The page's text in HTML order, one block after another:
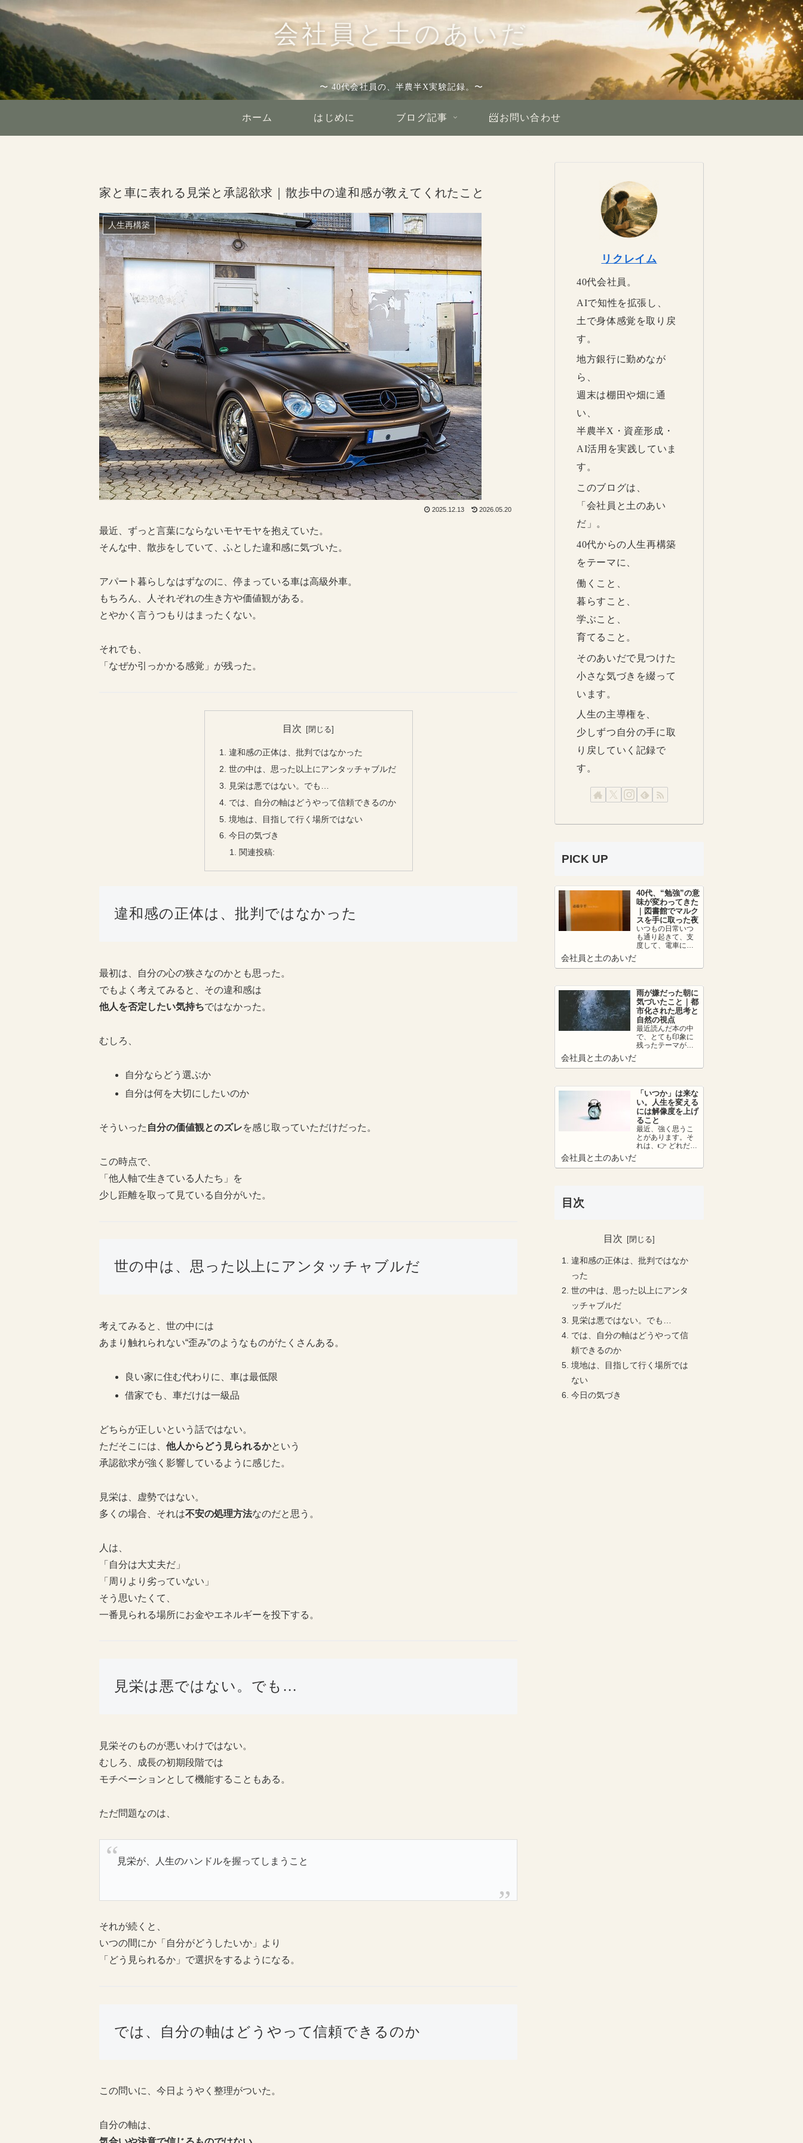
会社員と土のあいだ
〜 40代会社員の、半農半X実験記録。〜
ホーム はじめに ブログ記事 📨お問い合わせ
家と車に表れる見栄と承認欲求｜散歩中の違和感が教えてくれたこと
人生再構築
2025.12.13 2026.05.20
最近、ずっと言葉にならないモヤモヤを抱えていた。
そんな中、散歩をしていて、ふとした違和感に気づいた。
アパート暮らしなはずなのに、停まっている車は高級外車。
もちろん、人それぞれの生き方や価値観がある。
とやかく言うつもりはまったくない。
それでも、
「なぜか引っかかる感覚」が残った。
目次
違和感の正体は、批判ではなかった
世の中は、思った以上にアンタッチャブルだ
見栄は悪ではない。でも…
では、自分の軸はどうやって信頼できるのか
境地は、目指して行く場所ではない
今日の気づき
関連投稿:
違和感の正体は、批判ではなかった
最初は、自分の心の狭さなのかとも思った。
でもよく考えてみると、その違和感は
他人を否定したい気持ちではなかった。
むしろ、
自分ならどう選ぶか
自分は何を大切にしたいのか
そういった 自分の価値観とのズレを感じ取っていただけだった。
この時点で、
「他人軸で生きている人たち」を
少し距離を取って見ている自分がいた。
世の中は、思った以上にアンタッチャブルだ
考えてみると、世の中には
あまり触れられない“歪み”のようなものがたくさんある。
良い家に住む代わりに、車は最低限
借家でも、車だけは一級品
どちらが正しいという話ではない。
ただそこには、 他人からどう見られるかという
承認欲求が強く影響しているように感じた。
見栄は、虚勢ではない。
多くの場合、それは不安の処理方法なのだと思う。
人は、
「自分は大丈夫だ」
「周りより劣っていない」
そう思いたくて、
一番見られる場所にお金やエネルギーを投下する。
見栄は悪ではない。でも…
見栄そのものが悪いわけではない。
むしろ、成長の初期段階では
モチベーションとして機能することもある。
ただ問題なのは、
見栄が、人生のハンドルを握ってしまうこと
それが続くと、
いつの間にか「自分がどうしたいか」より
「どう見られるか」で選択をするようになる。
では、自分の軸はどうやって信頼できるのか
この問いに、今日ようやく整理がついた。
自分の軸は、
リクレイム
40代会社員。
AIで知性を拡張し、
土で身体感覚を取り戻
す。
地方銀行に勤めなが
ら、
週末は棚田や畑に通
い、
半農半X・資産形成・
AI活用を実践していま
す。
このブログは、
「会社員と土のあい
だ」。
40代からの人生再構築
をテーマに、
働くこと、
暮らすこと、
学ぶこと、
育てること。
そのあいだで見つけた
小さな気づきを綴って
います。
人生の主導権を、
少しずつ自分の手に取
り戻していく記録で
す。
PICK UP
40代、“勉強”の意
味が変わってきた
｜図書館でマルク
スを手に取った夜
いつもの日常いつ
も通り起きて、支
度して、電車に乗
って、朝カフェし
事を頑張って、帰
会社員と土のあいだ
雨が嫌だった朝に
気づいたこと｜都
市化された思考と
自然の視点
最近読んだ本の中
で、とても印象に
残ったテーマがあ
ります。それは、
ついて。人は便利
会社員と土のあいだ
「いつか」は来な
い。人生を変える
には解像度を上げ
ること
最近、強く思うこ
とがあります。そ
れは、👉 どれだけ
リアリティーを持
れているか。ここ
会社員と土のあいだ
目次
目次
違和感の正体は、批判ではなか
った
世の中は、思った以上にアンタ
ッチャブルだ
見栄は悪ではない。でも…
では、自分の軸はどうやって信
頼できるのか
境地は、目指して行く場所では
ない
今日の気づき